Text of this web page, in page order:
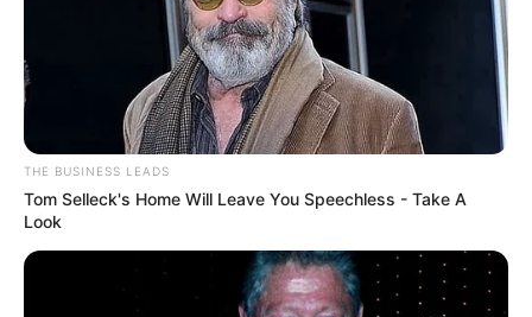
Bikin Ngakak, 10 Potret
Cosplay Murah Pakai Bahan
THE BUSINESS LEADS
Tom Selleck's Home Will Leave You Speechless - Take A
Look